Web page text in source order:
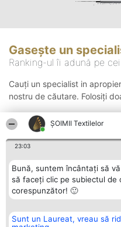
ȘOIMII Textilelor
23:03
Bună, suntem încântați să
să faceți clic pe subiectul de
corespunzător! 🙂
Sunt un Laureat, vreau să
Gasește un
Ranking-ul îi adună pe
Cauți un specialist in
nostru de căutare. Folosiți
Organizator Ranking